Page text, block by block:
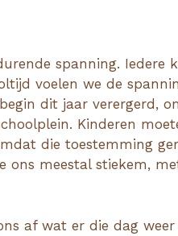
spanning. Iedere
voelen we de
dit jaar verergerd,
Kinderen
die toestemming
meestal stiekem,
af wat er die dag